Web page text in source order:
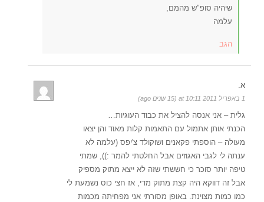
שיהיה סופ"ש מהמם,
עלמה
הגב
א.
1 באפריל 2011 at 10:11 (15 שנים ago)
גלית – אני אנסה להציל את כבוד העוגיות…
הכנתי אותן אתמול עם התאמות קלות מאוד והן יצאו
מעולה – הוספתי פקאנים ושוקולד צ'יפס (עלמה לא
ענתה לי לגבי האגוזים אבל החלטתי להמר :)), שמתי
טיפה יותר סוכר כי חששתי שזה לא ייצא מתוק מספיק
אבל זה דווקא היה קצת מתוק מדי, אז חצי כוס נשמעת לי
כמו כמות מצוינת. באופן מסורתי אני מפחיתה מכמות